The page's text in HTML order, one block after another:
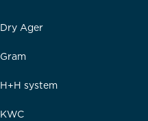
Dry Ager
Gram
H+H system
KWC